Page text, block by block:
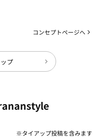
コンセプトページへ
プ
※タイアップ投稿を含みます